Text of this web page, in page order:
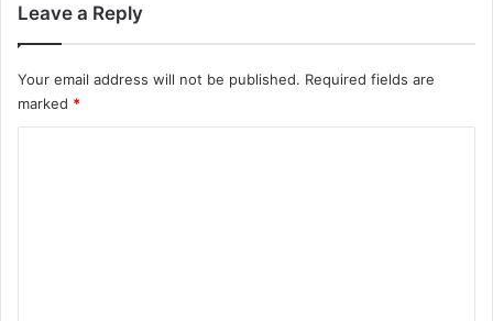
Leave a Reply
Your email address will not be published. Required fields are
marked *